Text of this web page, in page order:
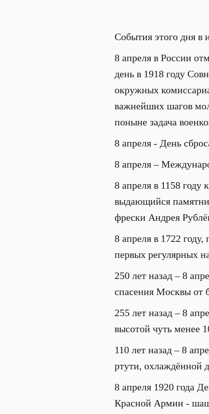
События этого дня в
8 апреля в России
день в 1918 году
окружных
важнейших шагов
поныне задача
8 апреля - День
8 апреля –
8 апреля в 1158
выдающийся
фрески Андрея
8 апреля в 1722
первых регулярных
250 лет назад – 8
спасения Москвы от
255 лет назад – 8
высотой чуть менее
110 лет назад – 8
ртути, охлаждённой
8 апреля 1920 года
Красной Армии -